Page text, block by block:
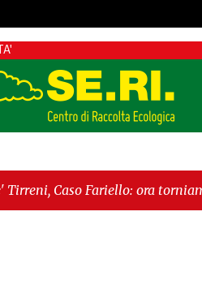
ora torniamo ai problemi veri"